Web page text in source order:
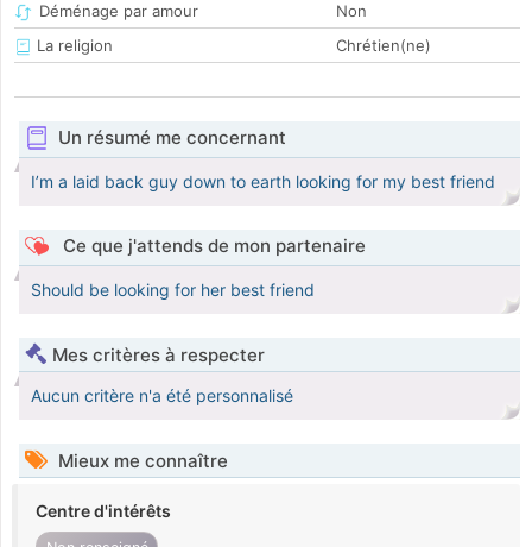
Déménage par amour
Non
La religion
Chrétien(ne)
Un résumé me concernant
I’m a laid back guy down to earth looking for my best friend
Ce que j'attends de mon partenaire
Should be looking for her best friend
Mes critères à respecter
Aucun critère n'a été personnalisé
Mieux me connaître
Centre d'intérêts